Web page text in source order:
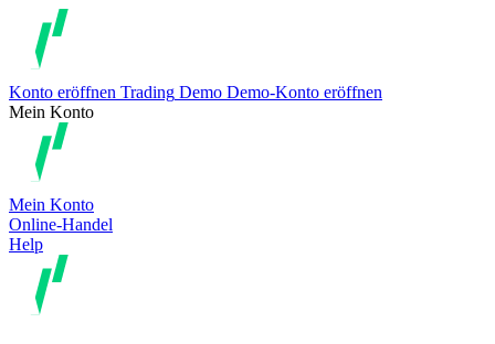
Konto eröffnen Trading Demo Demo-Konto eröffnen
Mein Konto
Mein Konto
Online-Handel
Help